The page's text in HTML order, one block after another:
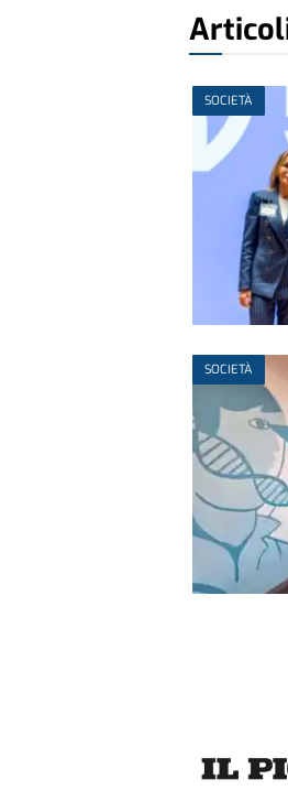
SOCIETÀ
SOCIETÀ